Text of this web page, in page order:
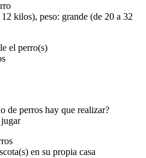
kilos), peso: grande (de 20 a 32
el perro(s)
de perros hay que realizar?
en su propia casa